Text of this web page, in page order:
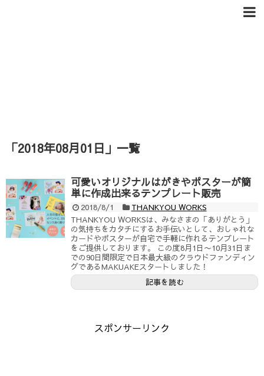
「2018年08月01日 」 一覧
可愛いオリジナルはがきやポスターが簡
単に作成出来るテンプレート販売
2018/8/1
THANKYOU WORKS
THANKYOU WORKSは、みなさまの「ありがとう」
の気持ちをカタチにするお手伝いとして、おしゃれな
カードやポスターが自宅で手軽に作れるテンプレート
をご提供しております。 この度8月1日〜10月31日ま
での90日間限定で日本最大級のクラウドファンディン
グであるMAKUAKEスタートしました！
記事を読む
スポンサーリンク